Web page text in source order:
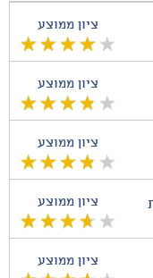
ציון ממוצע
ציון ממוצע
ציון ממוצע
ציון ממוצע
ציון ממוצע